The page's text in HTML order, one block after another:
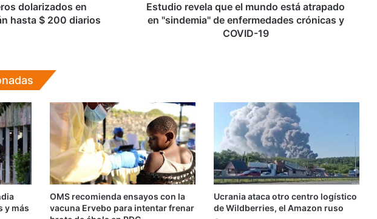
dolarizados en
hasta $ 200 diarios
enfermedades
Estudio revela que el mundo está atrapado
en "sindemia" de enfermedades crónicas y
COVID-19
y más
OMS recomienda ensayos con la
vacuna Ervebo para intentar frenar
Ucrania ataca otro centro logístico
de Wildberries, el Amazon ruso